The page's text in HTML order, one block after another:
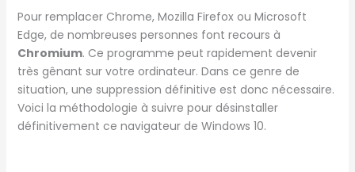
Pour remplacer Chrome, Mozilla Firefox ou Microsoft
Edge, de nombreuses personnes font recours à
Chromium. Ce programme peut rapidement devenir
très gênant sur votre ordinateur. Dans ce genre de
situation, une suppression définitive est donc nécessaire.
Voici la méthodologie à suivre pour désinstaller
définitivement ce navigateur de Windows 10.